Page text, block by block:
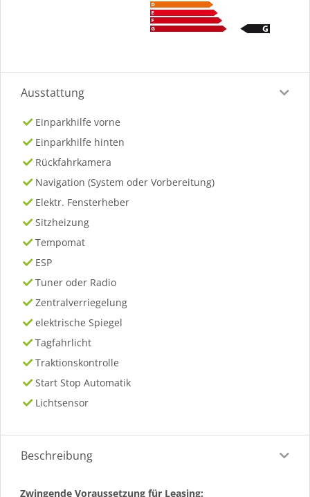
Ausstattung
Einparkhilfe vorne
Einparkhilfe hinten
Rückfahrkamera
Navigation (System oder Vorbereitung)
Elektr. Fensterheber
Sitzheizung
Tempomat
ESP
Tuner oder Radio
Zentralverriegelung
elektrische Spiegel
Tagfahrlicht
Traktionskontrolle
Start Stop Automatik
Lichtsensor
Beschreibung
Zwingende Voraussetzung für Leasing: